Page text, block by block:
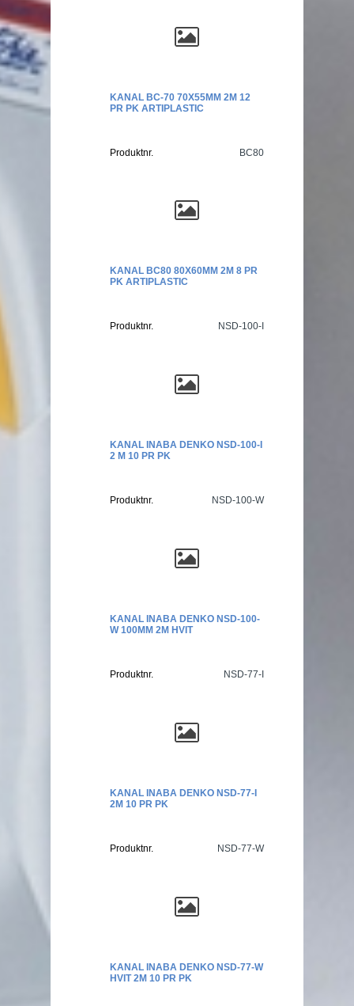
KANAL BC-70 70X55MM 2M 12
PR PK ARTIPLASTIC
Produktnr. BC80
KANAL BC80 80X60MM 2M 8 PR
PK ARTIPLASTIC
Produktnr. NSD-100-I
KANAL INABA DENKO NSD-100-I
2 M 10 PR PK
Produktnr. NSD-100-W
KANAL INABA DENKO NSD-100-
W 100MM 2M HVIT
Produktnr. NSD-77-I
KANAL INABA DENKO NSD-77-I
2M 10 PR PK
Produktnr. NSD-77-W
KANAL INABA DENKO NSD-77-W
HVIT 2M 10 PR PK